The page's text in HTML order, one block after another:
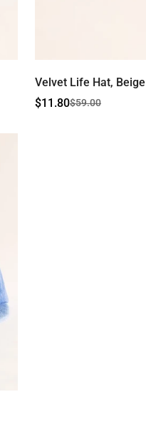
Velvet Life Hat, Beige
Precio
$11.80
Precio$59.00